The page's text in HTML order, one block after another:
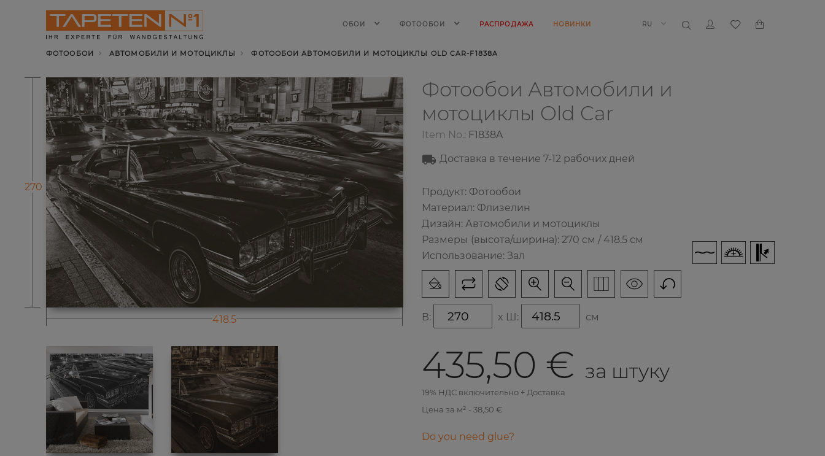
ОБОИ ФОТООБОИ РАСПРОДАЖА НОВИНКИ RU
ФОТООБОИ АВТОМОБИЛИ И МОТОЦИКЛЫ ФОТООБОИ АВТОМОБИЛИ И МОТОЦИКЛЫ OLD CAR-F1838A
270
418.5
Фотообои Автомобили и
мотоциклы Old Car
Item No.: F1838A
Доставка в течение 7-12 рабочих дней
Продукт: Фотообои
Материал: Флизелин
Дизайн: Автомобили и мотоциклы
Размеры (высота/ширина): 270 см / 418.5 см
Использование: Зал
В: x Ш: см
435,50 € за штуку
19% НДС включительно + Доставка
Цена за м² - 38,50 €
Do you need glue?